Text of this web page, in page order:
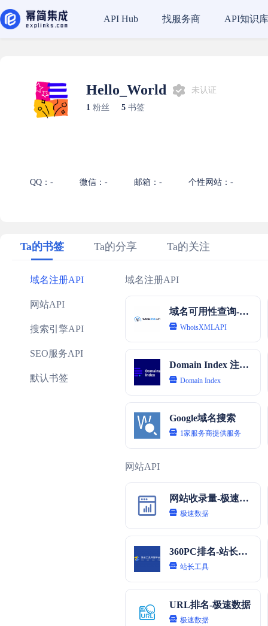
API Hub 找服务商 API知识库
Hello_World
未认证
1 粉丝 5 书签
QQ：- 微信：- 邮箱：- 个性网站：-
Ta的书签 Ta的分享 Ta的关注
域名注册API
网站API
搜索引擎API
SEO服务API
默认书签
域名注册API
域名可用性查询-WhoisXMLAPI
WhoisXMLAPI
Domain Index 注册域名搜索
Domain Index
Google域名搜索
1家服务商提供服务
网站API
网站收录量-极速数据
极速数据
360PC排名-站长工具
站长工具
URL排名-极速数据
极速数据